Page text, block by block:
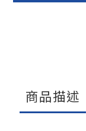
商品描述